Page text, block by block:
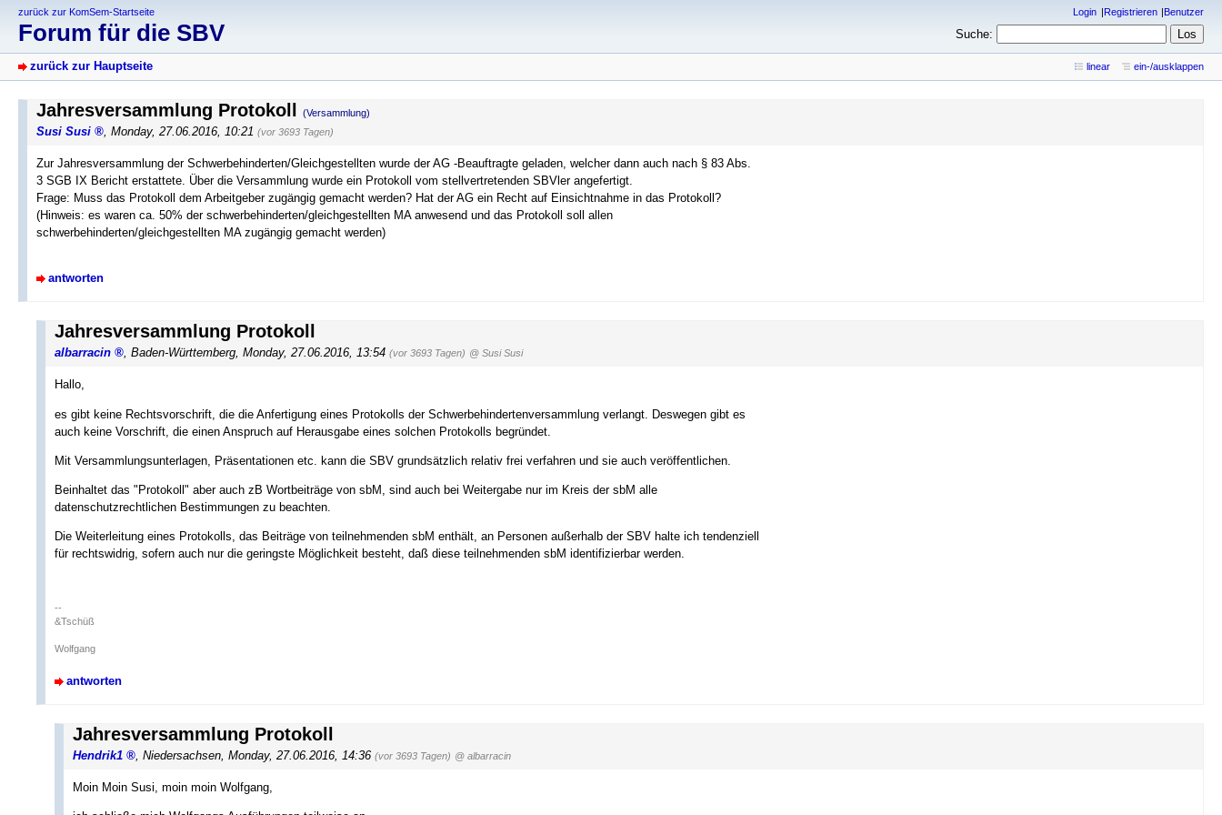
zurück zur KomSem-Startseite
Forum für die SBV
Login Registrieren Benutzer
Suche:
zurück zur Hauptseite linear ein-/ausklappen
Jahresversammlung Protokoll (Versammlung)
Susi Susi , Monday, 27.06.2016, 10:21 (vor 3693 Tagen)
Zur Jahresversammlung der Schwerbehinderten/Gleichgestellten wurde der AG -Beauftragte geladen, welcher dann auch nach § 83 Abs.
3 SGB IX Bericht erstattete. Über die Versammlung wurde ein Protokoll vom stellvertretenden SBVler angefertigt.
Frage: Muss das Protokoll dem Arbeitgeber zugängig gemacht werden? Hat der AG ein Recht auf Einsichtnahme in das Protokoll?
(Hinweis: es waren ca. 50% der schwerbehinderten/gleichgestellten MA anwesend und das Protokoll soll allen
schwerbehinderten/gleichgestellten MA zugängig gemacht werden)
antworten
Jahresversammlung Protokoll
albarracin , Baden-Württemberg, Monday, 27.06.2016, 13:54 (vor 3693 Tagen) @ Susi Susi
Hallo,
es gibt keine Rechtsvorschrift, die die Anfertigung eines Protokolls der Schwerbehindertenversammlung verlangt. Deswegen gibt es
auch keine Vorschrift, die einen Anspruch auf Herausgabe eines solchen Protokolls begründet.
Mit Versammlungsunterlagen, Präsentationen etc. kann die SBV grundsätzlich relativ frei verfahren und sie auch veröffentlichen.
Beinhaltet das "Protokoll" aber auch zB Wortbeiträge von sbM, sind auch bei Weitergabe nur im Kreis der sbM alle
datenschutzrechtlichen Bestimmungen zu beachten.
Die Weiterleitung eines Protokolls, das Beiträge von teilnehmenden sbM enthält, an Personen außerhalb der SBV halte ich tendenziell
für rechtswidrig, sofern auch nur die geringste Möglichkeit besteht, daß diese teilnehmenden sbM identifizierbar werden.
--
&Tschüß
Wolfgang
antworten
Jahresversammlung Protokoll
Hendrik1 , Niedersachsen, Monday, 27.06.2016, 14:36 (vor 3693 Tagen) @ albarracin
Moin Moin Susi, moin moin Wolfgang,